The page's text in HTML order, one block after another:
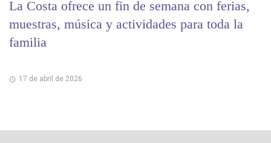
La Costa ofrece un fin de semana con ferias,
muestras, música y actividades para toda la
familia
17 de abril de 2026